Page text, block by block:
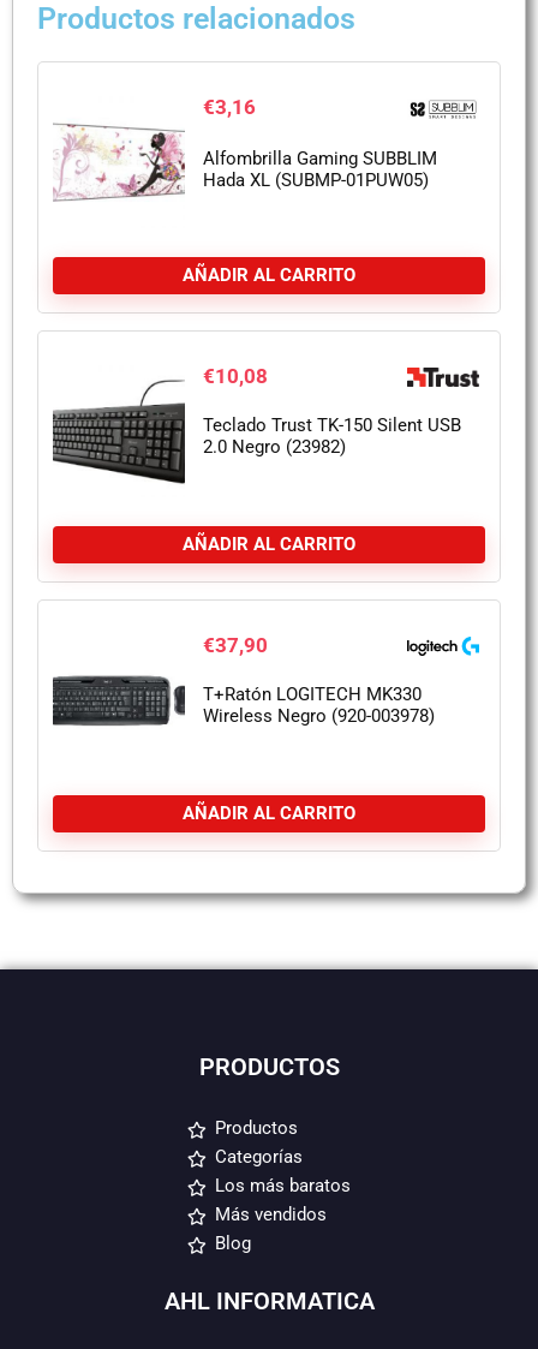
Productos relacionados
€3,16
Alfombrilla Gaming SUBBLIM
Hada XL (SUBMP-01PUW05)
AÑADIR AL CARRITO
€10,08
Teclado Trust TK-150 Silent USB
2.0 Negro (23982)
AÑADIR AL CARRITO
€37,90
T+Ratón LOGITECH MK330
Wireless Negro (920-003978)
AÑADIR AL CARRITO
PRODUCTOS
Productos
Categorías
Los más baratos
Más vendidos
Blog
AHL INFORMATICA